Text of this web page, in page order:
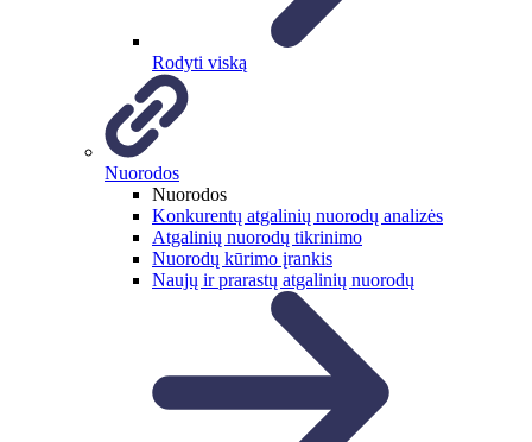
Rodyti viską
Nuorodos
Nuorodos
Konkurentų atgalinių nuorodų analizės
Atgalinių nuorodų tikrinimo
Nuorodų kūrimo įrankis
Naujų ir prarastų atgalinių nuorodų